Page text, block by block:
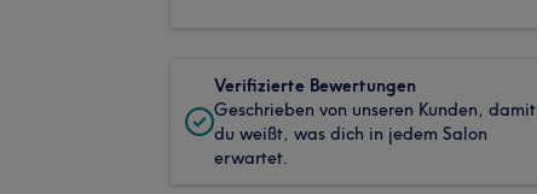
Verifizierte Bewertungen
Geschrieben von unseren Kunden, damit
du weißt, was dich in jedem Salon
erwartet.